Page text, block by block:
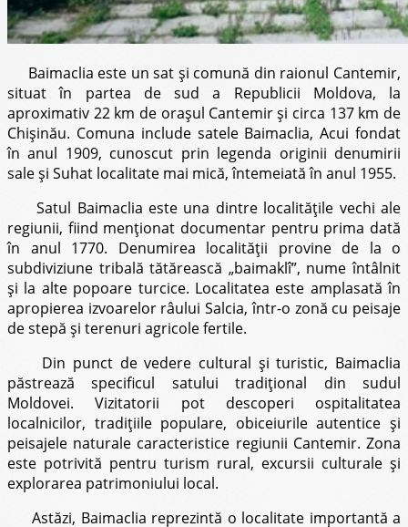
Baimaclia este un sat şi comună din raionul Cantemir,
situat în partea de sud a Republicii Moldova, la
aproximativ 22 km de oraşul Cantemir şi circa 137 km de
Chişinău. Comuna include satele Baimaclia, Acui fondat
în anul 1909, cunoscut prin legenda originii denumirii
sale şi Suhat localitate mai mică, întemeiată în anul 1955.
Satul Baimaclia este una dintre localităţile vechi ale
regiunii, fiind menţionat documentar pentru prima dată
în anul 1770. Denumirea localităţii provine de la o
subdiviziune tribală tătărească „baimaklî”, nume întâlnit
şi la alte popoare turcice. Localitatea este amplasată în
apropierea izvoarelor râului Salcia, într-o zonă cu peisaje
de stepă şi terenuri agricole fertile.
Din punct de vedere cultural şi turistic, Baimaclia
păstrează specificul satului tradiţional din sudul
Moldovei. Vizitatorii pot descoperi ospitalitatea
localnicilor, tradiţiile populare, obiceiurile autentice şi
peisajele naturale caracteristice regiunii Cantemir. Zona
este potrivită pentru turism rural, excursii culturale şi
explorarea patrimoniului local.
Astăzi, Baimaclia reprezintă o localitate importantă a